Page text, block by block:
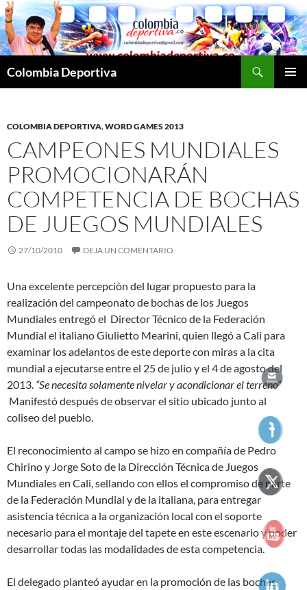
Saltar
al
contenido
Colombia Deportiva
COLOMBIA DEPORTIVA,WORD GAMES 2013
CAMPEONES MUNDIALES
PROMOCIONARÁN
COMPETENCIA DE BOCHAS
DE JUEGOS MUNDIALES
27/10/2010 DEJA UN COMENTARIO
Una excelente percepción del lugar propuesto para la
realización del campeonato de bochas de los Juegos
Mundiales entregó el Director Técnico de la Federación
Mundial el italiano Giulietto Mearini, quien llegó a Cali para
examinar los adelantos de este deporte con miras a la cita
mundial a ejecutarse entre el 25 de julio y el 4 de agosto del
2013. “Se necesita solamente nivelar y acondicionar el terreno”
Manifestó después de observar el sitio ubicado junto al
coliseo del pueblo.
El reconocimiento al campo se hizo en compañía de Pedro
Chirino y Jorge Soto de la Dirección Técnica de Juegos
Mundiales en Cali, sellando con ellos el compromiso de parte
de la Federación Mundial y de la italiana, para entregar
asistencia técnica a la organización local con el soporte
necesario para el montaje del tapete en este escenario y poder
desarrollar todas las modalidades de esta competencia.
El delegado planteó ayudar en la promoción de las bochas,